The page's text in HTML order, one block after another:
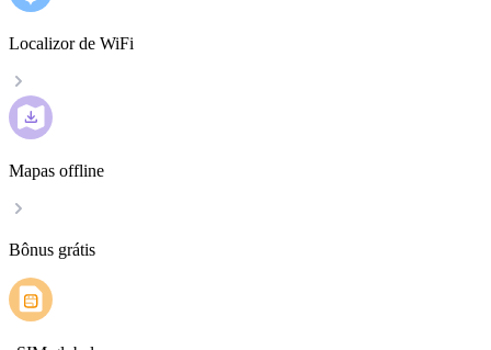
Localizor de WiFi
Mapas offline
Bônus grátis